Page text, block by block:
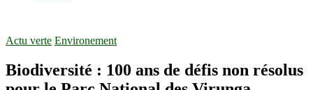
Actu verte Environement
Biodiversité : 100 ans de défis non résolus